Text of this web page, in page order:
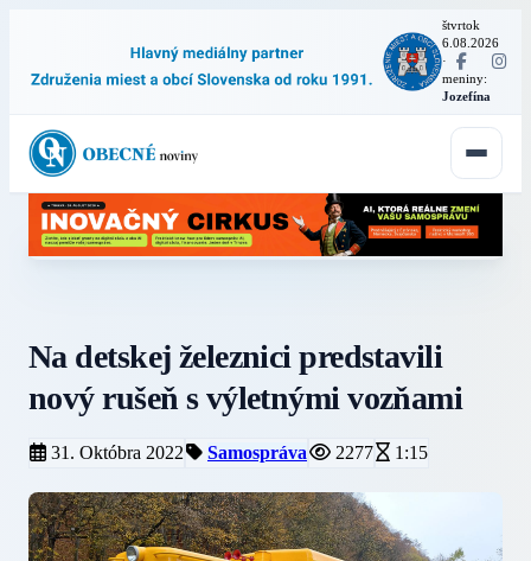
štvrtok
6.08.2026
·
meniny:
Jozefína
Na detskej železnici predstavili
nový rušeň s výletnými vozňami
31. Októbra 2022 Samospráva 2277 1:15